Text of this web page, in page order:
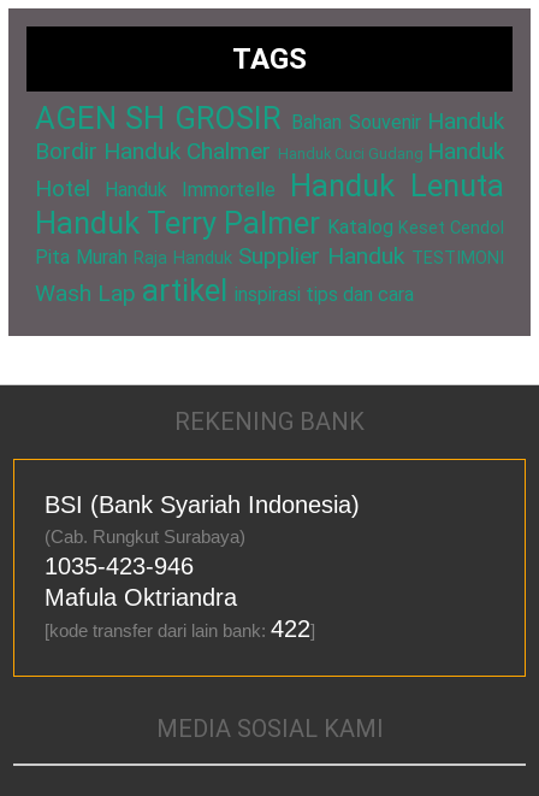
TAGS
AGEN SH GROSIR Bahan Souvenir Handuk
Bordir Handuk Chalmer Handuk Cuci Gudang Handuk
Hotel
Handuk Immortelle
Handuk Lenuta
Handuk Terry Palmer Katalog Keset Cendol
Pita Murah Raja Handuk Supplier Handuk TESTIMONI
Wash Lap artikel inspirasi tips dan cara
REKENING BANK
BSI (Bank Syariah Indonesia)
(Cab. Rungkut Surabaya)
1035-423-946
Mafula Oktriandra
[kode transfer dari lain bank:422]
MEDIA SOSIAL KAMI